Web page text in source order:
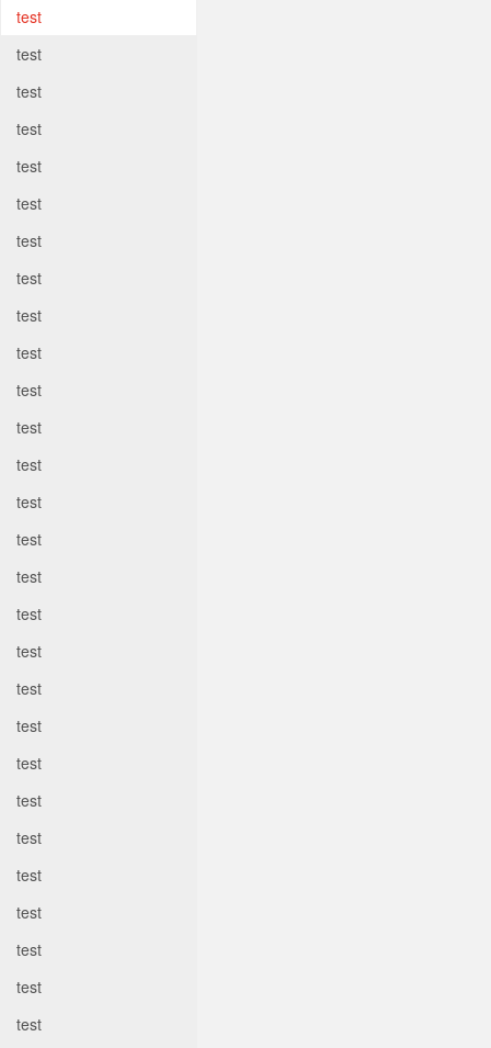
test
test
test
test
test
test
test
test
test
test
test
test
test
test
test
test
test
test
test
test
test
test
test
test
test
test
test
test